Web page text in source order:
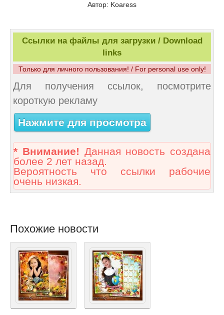
Автор: Koaress
Ссылки на файлы для загрузки / Download
links
Только для личного пользования! / For personal use only!
Для получения ссылок, посмотрите
короткую рекламу
Нажмите для просмотра
* Внимание! Данная новость создана
более 2 лет назад.
Вероятность что ссылки рабочие
очень низкая.
Похожие новости